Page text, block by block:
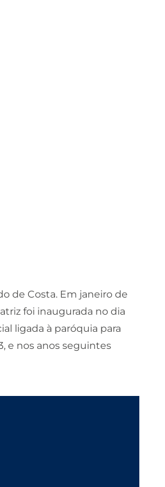
de Costa. Em janeiro de
foi inaugurada no dia
ligada à paróquia para
e nos anos seguintes